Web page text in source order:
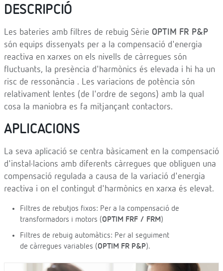
DESCRIPCIÓ
Les bateries amb filtres de rebuig Sèrie OPTIM FR P&P
són equips dissenyats per a la compensació d'energia
reactiva en xarxes on els nivells de càrregues són
ﬂuctuants, la presència d'harmònics és elevada i hi ha un
risc de ressonància . Les variacions de potència són
relativament lentes (de l'ordre de segons) amb la qual
cosa la maniobra es fa mitjançant contactors.
APLICACIONS
La seva aplicació se centra bàsicament en la compensació
d'instal·lacions amb diferents càrregues que obliguen una
compensació regulada a causa de la variació d'energia
reactiva i on el contingut d'harmònics en xarxa és elevat.
Filtres de rebutjos fixos: Per a la compensació de
transformadors i motors (OPTIM FRF / FRM )
Filtres de rebuig automàtics: Per al seguiment
de càrregues variables (OPTIM FR P&P).